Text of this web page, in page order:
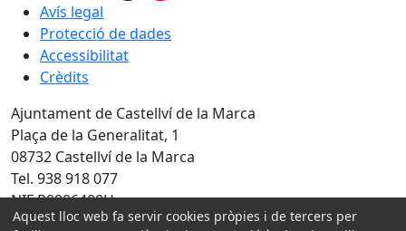
Avís legal
Protecció de dades
Accessibilitat
Crèdits
Ajuntament de Castellví de la Marca
Plaça de la Generalitat, 1
08732 Castellví de la Marca
Tel. 938 918 077
NIF P0806400H
Aquest lloc web fa servir cookies pròpies i de tercers per